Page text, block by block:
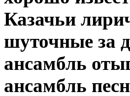
Казачьи
шуточные за
ансамбль
ансамбль